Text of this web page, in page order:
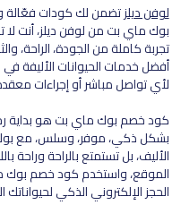
لوفن ديلزتضمن لك كودات فعّالة
بوك ماي بت من لوفن ديلز، أنت
تجربة كاملة من الجودة، الراحة،
أفضل خدمات الحيوانات الأليفة في
لأي تواصل مباشر أو إجراءات
كود خصم بوك ماي بت هو بداية
بشكل ذكي، موفر، وسلس، مع
الأليف، بل تستمتع بالراحة وراحة
الموقع، واستخدم كود خصم بوك
الحجز الإلكتروني الذكي لحيواناتك